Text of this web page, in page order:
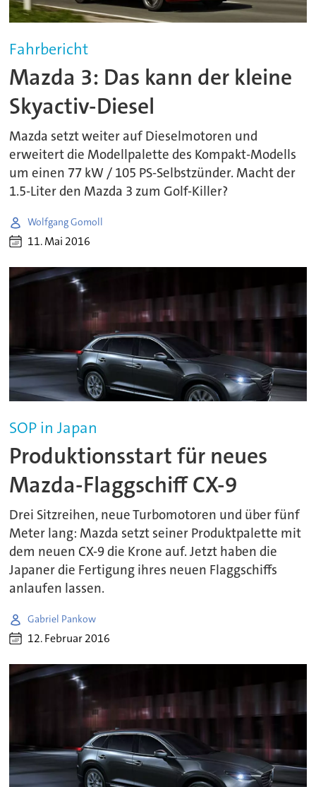
Fahrbericht
Mazda 3: Das kann der kleine
Skyactiv-Diesel
Mazda setzt weiter auf Dieselmotoren und
erweitert die Modellpalette des Kompakt-Modells
um einen 77 kW / 105 PS-Selbstzünder. Macht der
1.5-Liter den Mazda 3 zum Golf-Killer?
Wolfgang Gomoll
11. Mai 2016
SOP in Japan
Produktionsstart für neues
Mazda-Flaggschiff CX-9
Drei Sitzreihen, neue Turbomotoren und über fünf
Meter lang: Mazda setzt seiner Produktpalette mit
dem neuen CX-9 die Krone auf. Jetzt haben die
Japaner die Fertigung ihres neuen Flaggschiffs
anlaufen lassen.
Gabriel Pankow
12. Februar 2016